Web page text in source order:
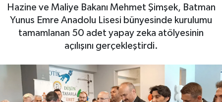
Hazine ve Maliye Bakanı Mehmet Şimşek, Batman
Yunus Emre Anadolu Lisesi bünyesinde kurulumu
tamamlanan 50 adet yapay zeka atölyesinin
açılışını gerçekleştirdi.
Otovitrin
Magazin
Gayrimenkul
Haber Arşivi